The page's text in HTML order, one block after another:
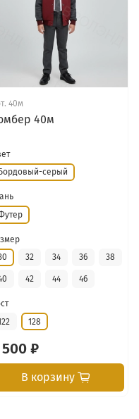
40м
40м
Бордовый-серый
32 34 36 38
42 44 46
128
₽
В корзину